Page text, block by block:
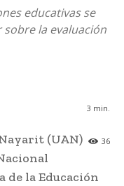
educativas se
la evaluación
3 min.
36
(UAN)
de la Educación